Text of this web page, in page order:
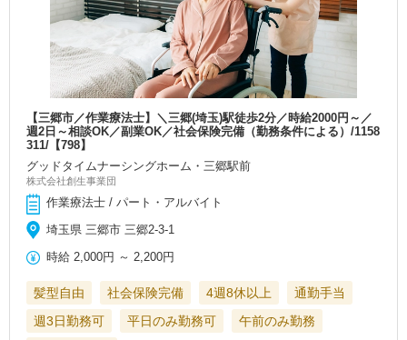
【三郷市／作業療法士】＼三郷(埼玉)駅徒歩2分／時給2000円～／
週2日～相談OK／副業OK／社会保険完備（勤務条件による）/1158
311/【798】
グッドタイムナーシングホーム・三郷駅前
株式会社創生事業団
作業療法士 / パート・アルバイト
埼玉県 三郷市 三郷2-3-1
時給 2,000円 ～ 2,200円
髪型自由 社会保険完備 4週8休以上
通勤手当
週3日勤務可
平日のみ勤務可
午前のみ勤務